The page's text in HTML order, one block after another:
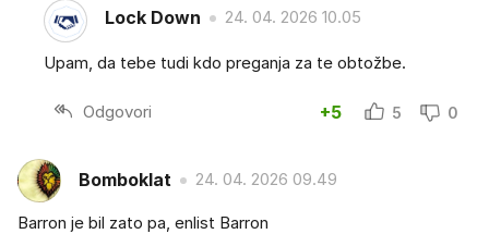
Lock Down 24. 04. 2026 10.05
Upam, da tebe tudi kdo preganja za te obtožbe.
Odgovori +5 5 0
Bomboklat 24. 04. 2026 09.49
Barron je bil zato pa, enlist Barron